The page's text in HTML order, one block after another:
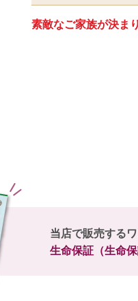
素敵なご家族が決ま
当店で販売する
生命保証（生命保